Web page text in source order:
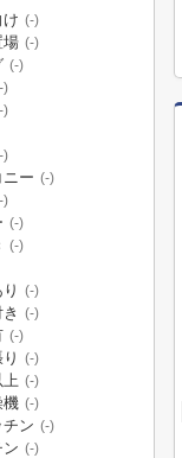
(-)
場 (-)
(-)
)
)
)
ー (-)
)
(-)
(-)
(-)
(-)
(-)
(-)
上 (-)
機 (-)
ン (-)
(-)